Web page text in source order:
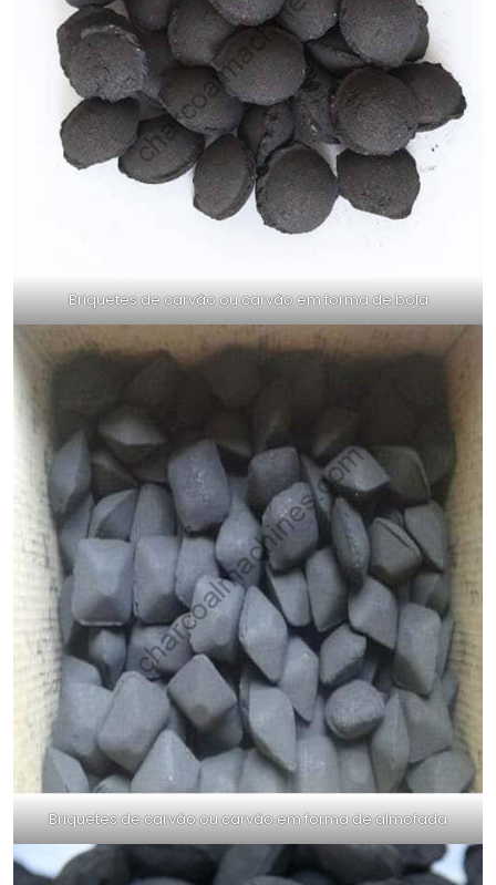
Briquetes de carvão ou carvão em forma de bola
Briquetes de carvão ou carvão em forma de almofada